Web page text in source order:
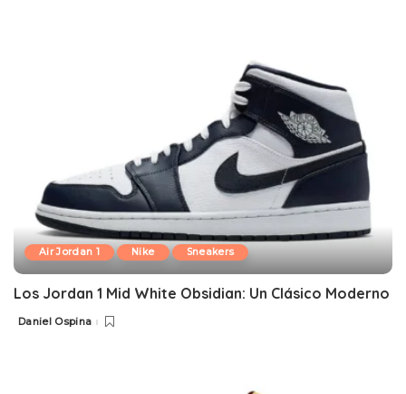
Air Jordan 1 Nike Sneakers
Los Jordan 1 Mid White Obsidian: Un Clásico Moderno
Posted
Daniel Ospina